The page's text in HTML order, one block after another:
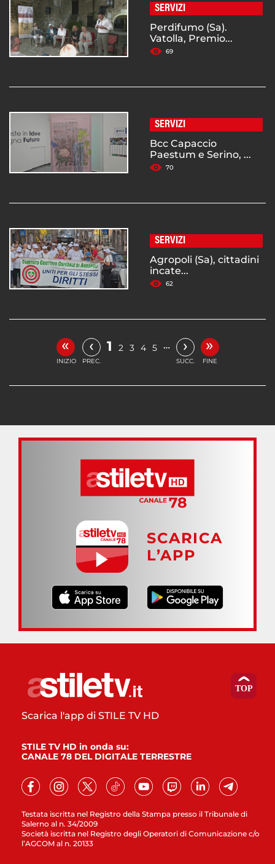
SERVIZI
Perdifumo (Sa).
Vatolla, Premio...
69
SERVIZI
Bcc Capaccio
Paestum e Serino, ...
70
SERVIZI
Agropoli (Sa), cittadini
incate...
62
«
INIZIO
‹
PREC.
1 2 3 4 5 … ›
SUCC.
»
FINE
SCARICA
L’APP
Testata iscritta nel Registro della Stampa presso il Tribunale di
Salerno al n. 34/2009
Società iscritta nel Registro degli Operatori di Comunicazione c/o
l’AGCOM al n. 20133
Scarica l'app di STILE TV HD
STILE TV HD in onda su:
CANALE 78 DEL DIGITALE TERRESTRE